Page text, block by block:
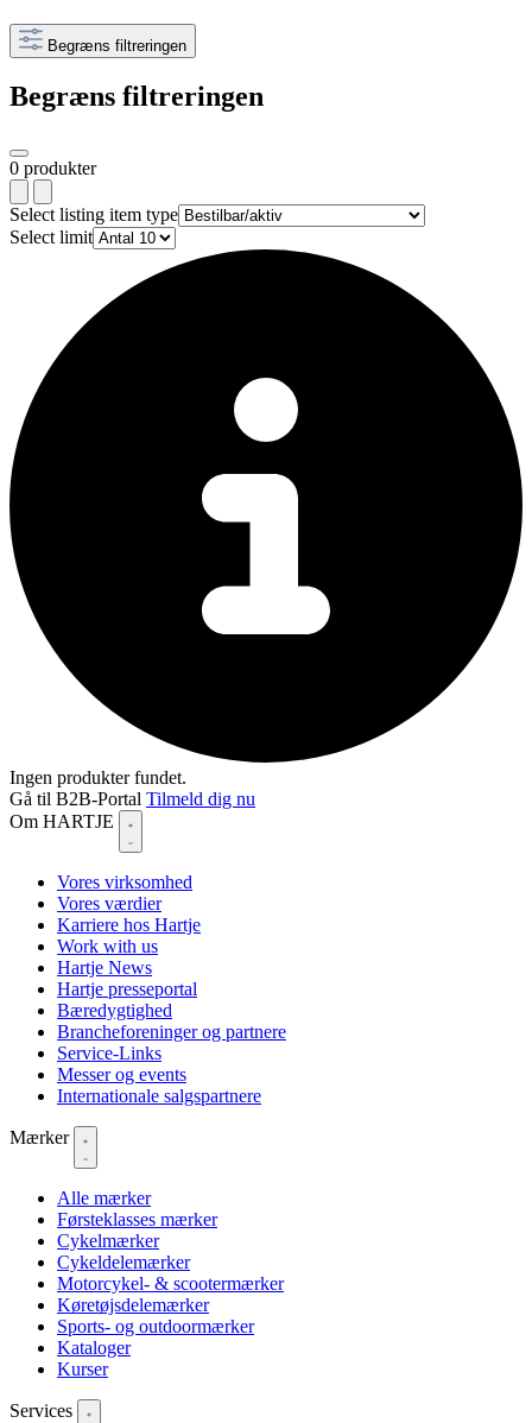
Begræns filtreringen
Begræns filtreringen
0 produkter
Select listing item type
Select limit
Ingen produkter fundet.
Gå til B2B-Portal Tilmeld dig nu
Om HARTJE
Vores virksomhed
Vores værdier
Karriere hos Hartje
Work with us
Hartje News
Hartje presseportal
Bæredygtighed
Brancheforeninger og partnere
Service-Links
Messer og events
Internationale salgspartnere
Mærker
Alle mærker
Førsteklasses mærker
Cykelmærker
Cykeldelemærker
Motorcykel- & scootermærker
Køretøjsdelemærker
Sports- og outdoormærker
Kataloger
Kurser
Services